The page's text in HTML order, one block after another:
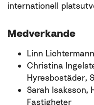
internationell
Medverkande
Linn
Christina
Hyresbostäder,
Sarah Isaksson,
Fastigheter